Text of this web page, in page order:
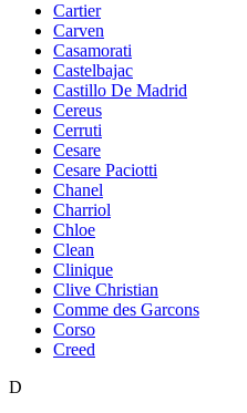
Cartier
Carven
Casamorati
Castelbajac
Castillo De Madrid
Cereus
Cerruti
Cesare
Cesare Paciotti
Chanel
Charriol
Chloe
Clean
Clinique
Clive Christian
Comme des Garcons
Corso
Creed
D